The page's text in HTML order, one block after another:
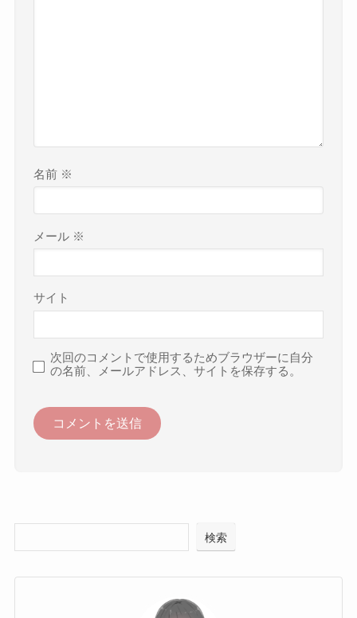
名前 ※
メール ※
サイト
次回のコメントで使用するためブラウザーに自分
の名前、メールアドレス、サイトを保存する。
検索